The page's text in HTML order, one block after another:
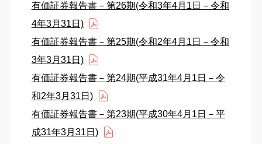
有価証券報告書－第26期(令和3年4月1日－令和
4年3月31日)
有価証券報告書－第25期(令和2年4月1日－令和
3年3月31日)
有価証券報告書－第24期(平成31年4月1日－令
和2年3月31日)
有価証券報告書－第23期(平成30年4月1日－平
成31年3月31日)